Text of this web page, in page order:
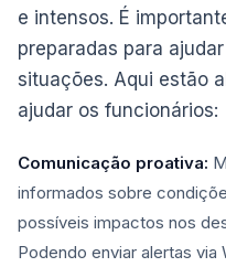
e intensos. É
preparadas para
situações. Aqui estão
ajudar os funcionários:
Comunicação proativa:
informados sobre
possíveis impactos nos
Podendo enviar alertas